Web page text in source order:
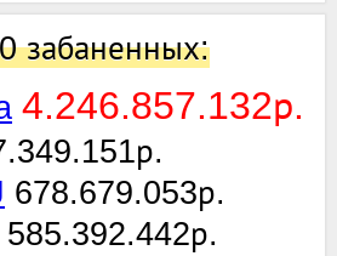
забаненных:
4.246.857.132р.
678.679.053р.
585.392.442р.